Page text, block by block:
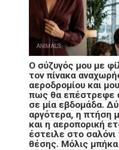
ANIMALS
Ο σύζυγός μου με
τον πίνακα
αεροδρομίου και
πως θα επέστρεφε
σε μία εβδομάδα.
αργότερα, η πτήση
και η αεροπορική
έστειλε στο
θέσης. Μόλις